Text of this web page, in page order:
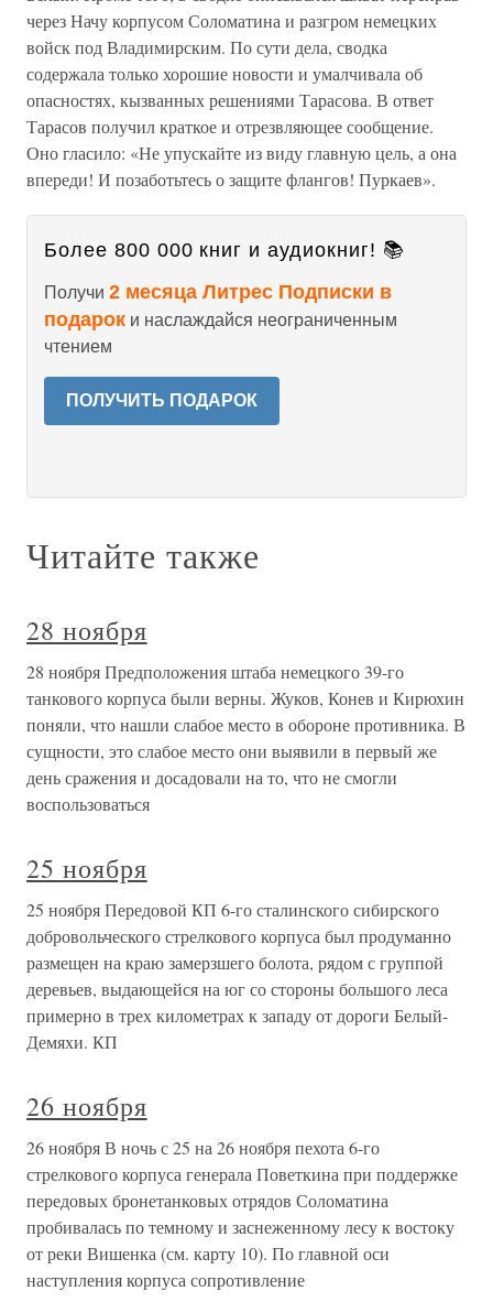
через Начу корпусом Соломатина и разгром немецких
войск под Владимирским. По сути дела, сводка
содержала только хорошие новости и умалчивала об
опасностях, кызванных решениями Тарасова. В ответ
Тарасов получил краткое и отрезвляющее сообщение.
Оно гласило: «Не упускайте из виду главную цель, а она
впереди! И позаботьтесь о защите флангов! Пуркаев».
Более 800 000 книг и аудиокниг! 📚
Получи 2 месяца Литрес Подписки в
подарок и наслаждайся неограниченным
чтением
ПОЛУЧИТЬ ПОДАРОК
Читайте также
28 ноября
28 ноября Предположения штаба немецкого 39-го
танкового корпуса были верны. Жуков, Конев и Кирюхин
поняли, что нашли слабое место в обороне противника. В
сущности, это слабое место они выявили в первый же
день сражения и досадовали на то, что не смогли
воспользоваться
25 ноября
25 ноября Передовой КП 6-го сталинского сибирского
добровольческого стрелкового корпуса был продуманно
размещен на краю замерзшего болота, рядом с группой
деревьев, выдающейся на юг со стороны большого леса
примерно в трех километрах к западу от дороги Белый-
Демяхи. КП
26 ноября
26 ноября В ночь с 25 на 26 ноября пехота 6-го
стрелкового корпуса генерала Поветкина при поддержке
передовых бронетанковых отрядов Соломатина
пробивалась по темному и заснеженному лесу к востоку
от реки Вишенка (см. карту 10). По главной оси
наступления корпуса сопротивление